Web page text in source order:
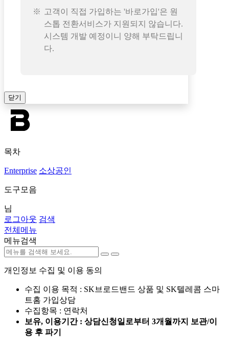
고객이 직접 가입하는 '바로가입'은 원
스톱 전환서비스가 지원되지 않습니다.
시스템 개발 예정이니 양해 부탁드립니
다.
닫기
목차
Enterprise 소상공인
도구모음
님
로그아웃 검색
전체메뉴
메뉴검색
개인정보 수집 및 이용 동의
수집 이용 목적 : SK브로드밴드 상품 및 SK텔레콤 스마
트홈 가입상담
수집항목 : 연락처
보유, 이용기간 : 상담신청일로부터 3개월까지 보관/이
용 후 파기